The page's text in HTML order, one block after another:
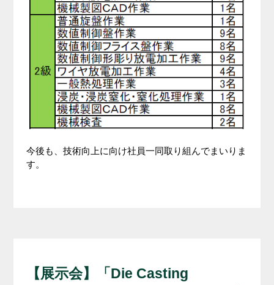
今後も、技術向上に向け社員一同取り組んでまいりま
す。
【展示会】「Die Casting